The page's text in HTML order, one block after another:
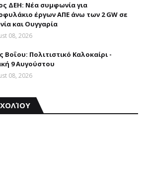
ΔΕΗ: Νέα συμφωνία για
έργων ΑΠΕ άνω των 2 GW σε
και Ουγγαρία
08, 2026
Βοΐου: Πολιτιστικό Καλοκαίρι -
9 Αυγούστου
08, 2026